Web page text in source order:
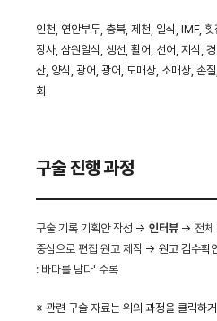
인천, 연안부두, 충북, 제천, 일식, IMF,
장사, 삼원일식, 생선, 활어, 선어, 지식,
산, 양식, 광어, 광어, 도매상, 소매상, 손
회
구술 진행 과정
구술 기록 기획안 작성 → 인터뷰 → 전체
중심으로 편집 원고 제작 → 원고 검수확
: 바다를 담다' 수록
※ 관련 구술 자료는 위의 과정을 클릭하